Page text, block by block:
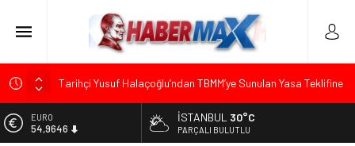
Tarihçi Yusuf Halaçoğlu’ndan TBMM’ye Sunulan Yasa Teklifine
CHP’nin Eski Tuzla İlçe Başkanı Hasan Uzunyayla’dan Atama
ALTIN
6.488,95
İSTANBUL 30°C
PARÇALI BULUTLU